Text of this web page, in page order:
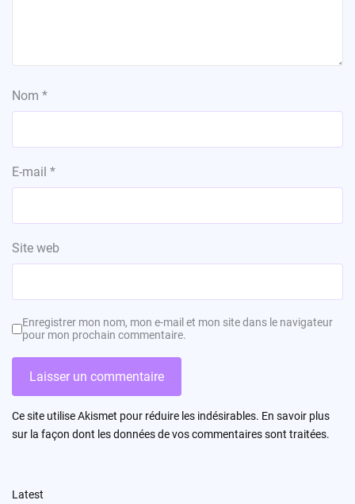
Nom *
E-mail *
Site web
Enregistrer mon nom, mon e-mail et mon site dans le navigateur
pour mon prochain commentaire.
Ce site utilise Akismet pour réduire les indésirables. En savoir plus
sur la façon dont les données de vos commentaires sont traitées.
Latest